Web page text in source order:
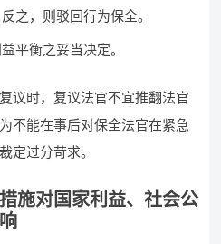
之，则驳回行为保全。
平衡之妥当决定。
议时，复议法官不宜推翻法官
不能在事后对保全法官在紧急
定过分苛求。
施对国家利益、社会公